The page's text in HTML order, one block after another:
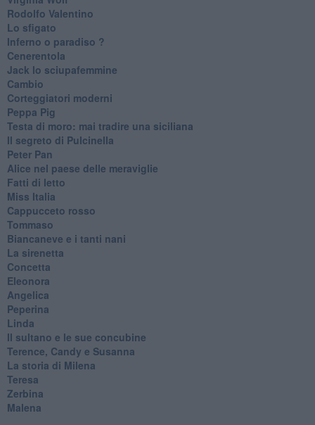
Rodolfo Valentino
Lo sfigato
Inferno o paradiso ?
Cenerentola
Jack lo sciupafemmine
Cambio
Corteggiatori moderni
Peppa Pig
Testa di moro: mai tradire una siciliana
Il segreto di Pulcinella
Peter Pan
Alice nel paese delle meraviglie
Fatti di letto
Miss Italia
Cappucceto rosso
Tommaso
Biancaneve e i tanti nani
La sirenetta
Concetta
Eleonora
Angelica
Peperina
Linda
Il sultano e le sue concubine
Terence, Candy e Susanna
La storia di Milena
Teresa
Zerbina
Malena